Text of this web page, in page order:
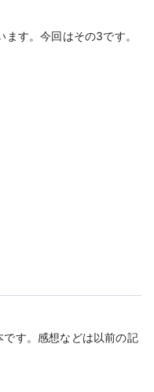
す。今回はその3です。
す。感想などは以前の記